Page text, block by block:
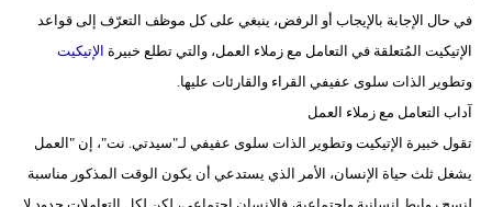
أبراج
فيديو
في حال الإجابة بالإيجاب أو الرفض، ينبغي على كل موظف التعرّف إلى قواعد
الإتيكيت المُتعلقة في التعامل مع زملاء العمل، والتي تطلع خبيرة الإتيكيت
وتطوير الذات سلوى عفيفي القراء والقارئات عليها.
آداب التعامل مع زملاء العمل
تقول خبيرة الإتيكيت وتطوير الذات سلوى عفيفي لـ"سيدتي. نت"، إن "العمل
يشغل ثلث حياة الإنسان، الأمر الذي يستدعي أن يكون الوقت المذكور مناسبة